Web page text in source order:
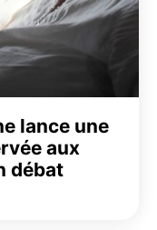
lance une
aux
débat